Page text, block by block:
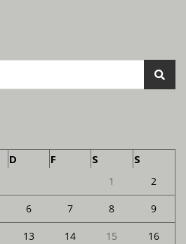
D F S S
1 2
6 7 8 9
13 14 15 16